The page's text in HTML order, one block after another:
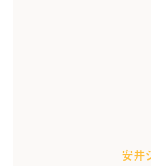
安井